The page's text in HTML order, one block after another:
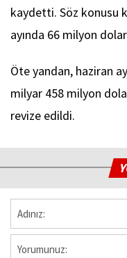
kaydetti. Söz konusu
ayında 66 milyon
Öte yandan, haziran
milyar 458 milyon
revize edildi.